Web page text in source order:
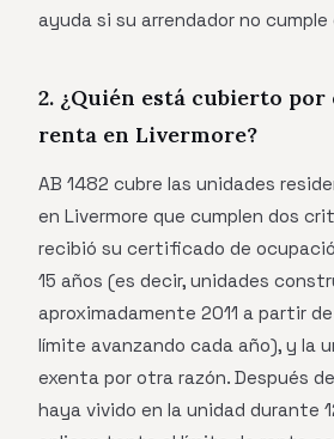
ayuda si su arrendador no
2. ¿Quién está cubierto
renta en Livermore?
AB 1482 cubre las unidades
en Livermore que cumplen dos
recibió su certificado de
15 años (es decir, unidades
aproximadamente 2011 a partir
límite avanzando cada año), y la
exenta por otra razón. Después
haya vivido en la unidad durante